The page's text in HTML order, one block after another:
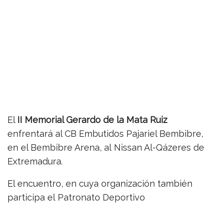
El II Memorial Gerardo de la Mata Ruiz
enfrentará al CB Embutidos Pajariel Bembibre,
en el Bembibre Arena, al Nissan Al-Qázeres de
Extremadura.
El encuentro, en cuya organización también
participa el Patronato Deportivo